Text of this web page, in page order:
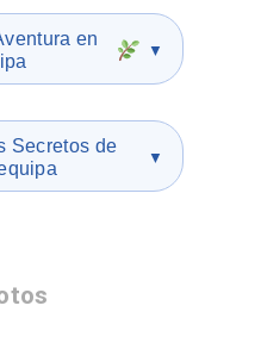
en
▼
Secretos de
▼